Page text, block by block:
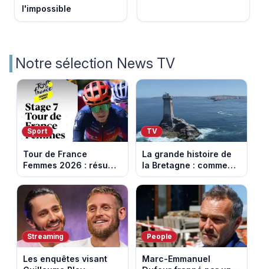
l'impossible
Notre sélection News TV
Sport
Tour de France
Femmes 2026 : résumé
vidéo de la 7e étape
avec l'ascension du
Mont Ventoux
TV
La grande histoire de
la Bretagne : comment
les Bretons ont
défendu leur culture
au fil des décennies
Streaming
Les enquêtes visant
People
Marc-Emmanuel